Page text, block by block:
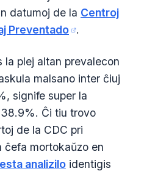
datumoj de la Centroj
Preventado
.
la plej altan prevalecon
malsano inter ĉiuj
signife super la
Ĉi tiu trovo
de la CDC pri
ĉefa mortokaŭzo en
analizilo identigis